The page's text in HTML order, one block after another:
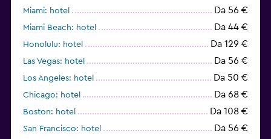
Miami: hotel Da 56 €
Miami Beach: hotel Da 44 €
Honolulu: hotel Da 129 €
Las Vegas: hotel Da 56 €
Los Angeles: hotel Da 50 €
Chicago: hotel Da 68 €
Boston: hotel Da 108 €
San Francisco: hotel Da 56 €